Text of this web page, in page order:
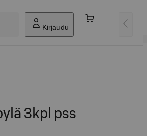
Kirjaudu
3kpl pss